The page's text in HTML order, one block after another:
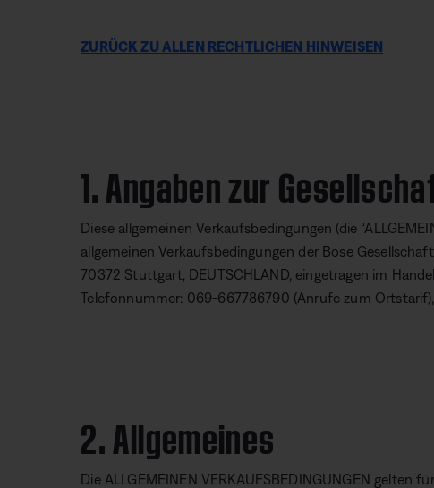
ZURÜCK ZU ALLEN RECHTLICHEN HINWEISEN
1. Angaben zur
Diese allgemeinen Verkaufsbedingungen (die
allgemeinen Verkaufsbedingungen der Bose
70372 Stuttgart, DEUTSCHLAND, eingetragen im
Telefonnummer: 069-667786790 (Anrufe zum
2. Allgemeines
Die ALLGEMEINEN VERKAUFSBEDINGUNGEN gelten